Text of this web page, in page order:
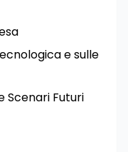
e sulle
Scenari Futuri